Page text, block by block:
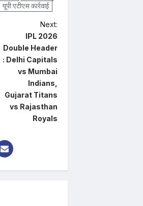
यूपी एटीएस कार्रवाई
Next:
IPL 2026
Double Header
: Delhi Capitals
vs Mumbai
Indians,
Gujarat Titans
vs Rajasthan
Royals